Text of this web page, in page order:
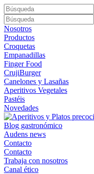
Nosotros
Productos
Croquetas
Empanadillas
Finger Food
CrujiBurger
Canelones y Lasañas
Aperitivos Vegetales
Pastéis
Novedades
Blog gastronómico
Audens news
Contacto
Contacto
Trabaja con nosotros
Canal ético